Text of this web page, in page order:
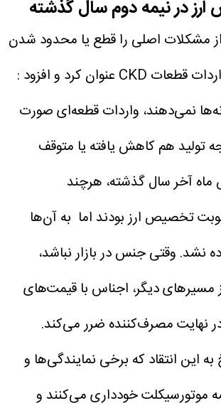
در نیمه دوم سال گذشته
مشکلات اصلی را قطع یا محدود شدن
ارز برای تولید و واردات قطعات CKD عنوان کرد و افزود :
نمی‌دهند، واردات قطعه‌ای صورت
تولید هم کاهش یافته یا متوقف
آخر سال گذشته، هرچند
تخصیص ارز بودند اما به آن‌ها
نشد. وقتی جنس در بازار نباشد،
دیگر، اجناس با قیمت‌های
در نهایت مصرف‌کننده ضرر می‌کند.
این انتقاد که برخی نمایندگی‌ها و
موتورسیکلت خودداری می‌کنند و